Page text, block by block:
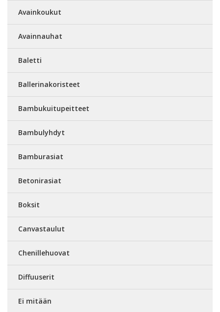
Avainkoukut
Avainnauhat
Baletti
Ballerinakoristeet
Bambukuitupeitteet
Bambulyhdyt
Bamburasiat
Betonirasiat
Boksit
Canvastaulut
Chenillehuovat
Diffuuserit
Ei mitään